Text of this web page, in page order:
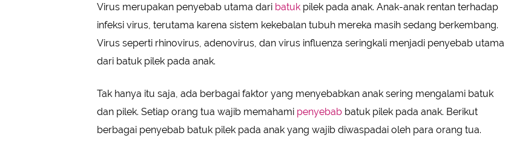
Virus merupakan penyebab utama dari batuk pilek pada anak. Anak-anak rentan terhadap
infeksi virus, terutama karena sistem kekebalan tubuh mereka masih sedang berkembang.
Virus seperti rhinovirus, adenovirus, dan virus influenza seringkali menjadi penyebab utama
dari batuk pilek pada anak.
Tak hanya itu saja, ada berbagai faktor yang menyebabkan anak sering mengalami batuk
dan pilek. Setiap orang tua wajib memahami penyebab batuk pilek pada anak. Berikut
berbagai penyebab batuk pilek pada anak yang wajib diwaspadai oleh para orang tua.